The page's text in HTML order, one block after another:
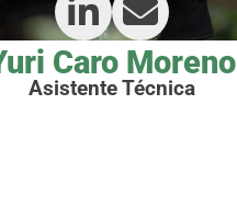
Caro Moreno
Asistente Técnica